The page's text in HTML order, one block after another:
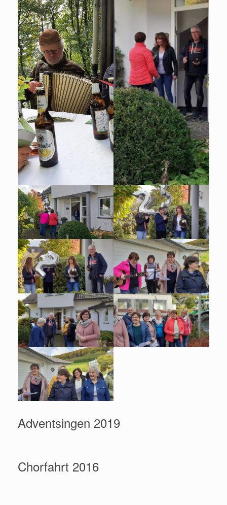
Adventsingen 2019
Chorfahrt 2016